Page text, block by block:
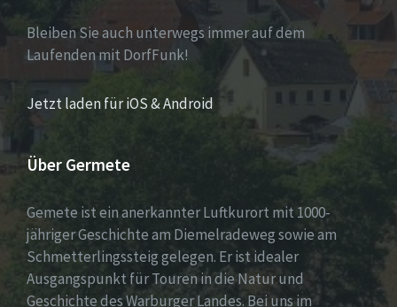
Bleiben Sie auch unterwegs immer auf dem
Laufenden mit DorfFunk!
Jetzt laden für iOS & Android
Über Germete
Gemete ist ein anerkannter Luftkurort mit 1000-
jähriger Geschichte am Diemelradeweg sowie am
Schmetterlingssteig gelegen. Er ist idealer
Ausgangspunkt für Touren in die Natur und
Geschichte des Warburger Landes. Bei uns im